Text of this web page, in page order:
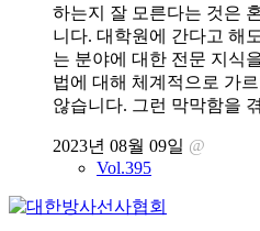
하는지 잘 모른다는 것은
니다. 대학원에 간다고 해
는 분야에 대한 전문 지식
법에 대해 체계적으로 가
않습니다. 그런 막막함을
2023년 08월 09일 @
Vol.395